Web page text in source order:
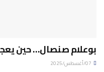
بوعلام صنصال… حين